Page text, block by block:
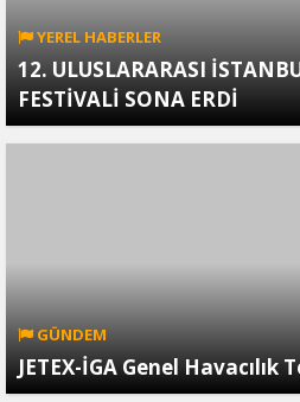
YEREL HABERLER
12. ULUSLARARASI
FESTİVALİ SONA ERDİ
GÜNDEM
JETEX-İGA Genel Havacılık